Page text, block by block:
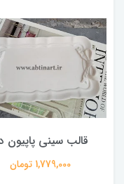
قالب سینی پاپیون
1,779,000 تومان